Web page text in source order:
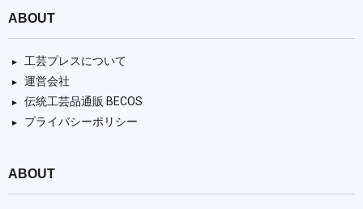
ABOUT
工芸プレスについて
運営会社
伝統工芸品通販 BECOS
プライバシーポリシー
ABOUT